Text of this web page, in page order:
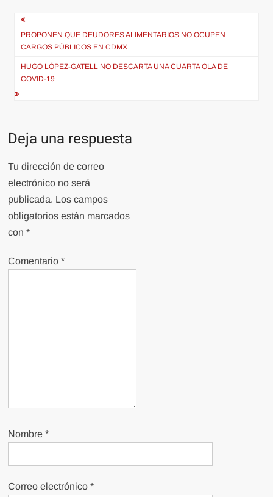
Navegación
de
entradas
PROPONEN QUE DEUDORES ALIMENTARIOS NO OCUPEN
CARGOS PÚBLICOS EN CDMX
HUGO LÓPEZ-GATELL NO DESCARTA UNA CUARTA OLA DE
COVID-19
Deja una respuesta
Tu dirección de correo
electrónico no será
publicada. Los campos
obligatorios están marcados
con*
Comentario*
Nombre*
Correo electrónico*